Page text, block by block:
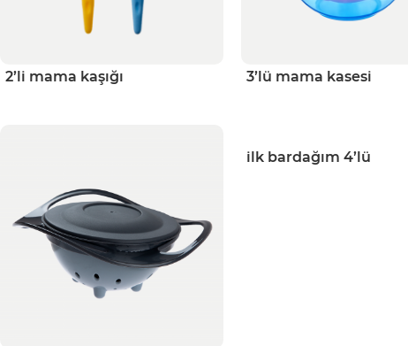
2’li mama kaşığı 3’lü mama kasesi
ilk bardağım 4’lü